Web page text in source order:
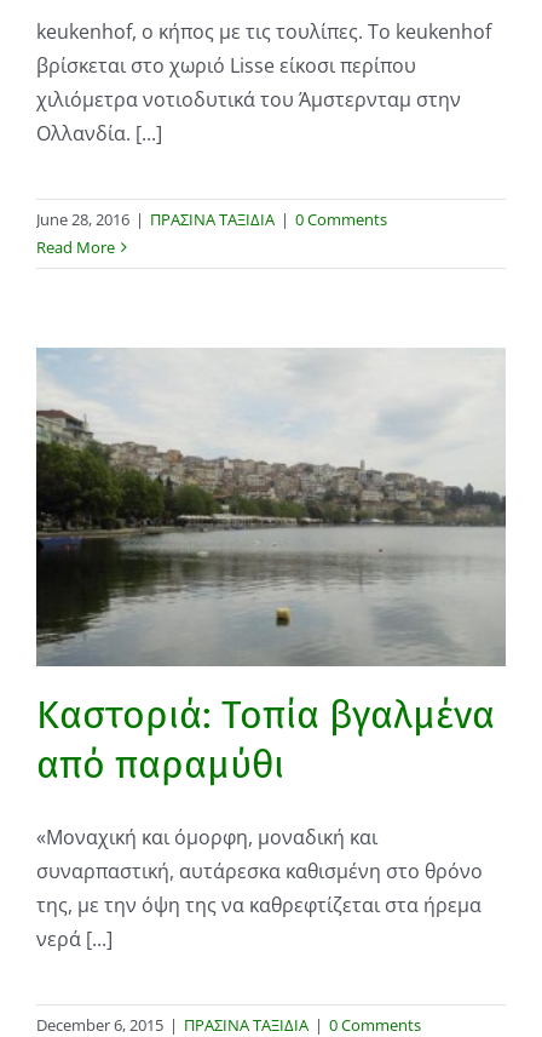
keukenhof, ο κήπος με τις τουλίπες. Το keukenhof
βρίσκεται στο χωριό Lisse είκοσι περίπου
χιλιόμετρα νοτιοδυτικά του Άμστερνταμ στην
Ολλανδία. [...]
June 28, 2016 | ΠΡΑΣΙΝΑ ΤΑΞΙΔΙΑ | 0 Comments
Read More
Καστοριά: Τοπία βγαλμένα
από παραμύθι
«Μοναχική και όμορφη, μοναδική και
συναρπαστική, αυτάρεσκα καθισμένη στο θρόνο
της, με την όψη της να καθρεφτίζεται στα ήρεμα
νερά [...]
December 6, 2015 | ΠΡΑΣΙΝΑ ΤΑΞΙΔΙΑ | 0 Comments